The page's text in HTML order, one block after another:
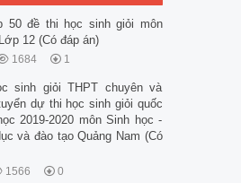
50 đề thi học sinh giỏi môn
12 (Có đáp án)
1684 1
sinh giỏi THPT chuyên và
dự thi học sinh giỏi quốc
2019-2020 môn Sinh học -
và đào tạo Quảng Nam (Có
1566 0